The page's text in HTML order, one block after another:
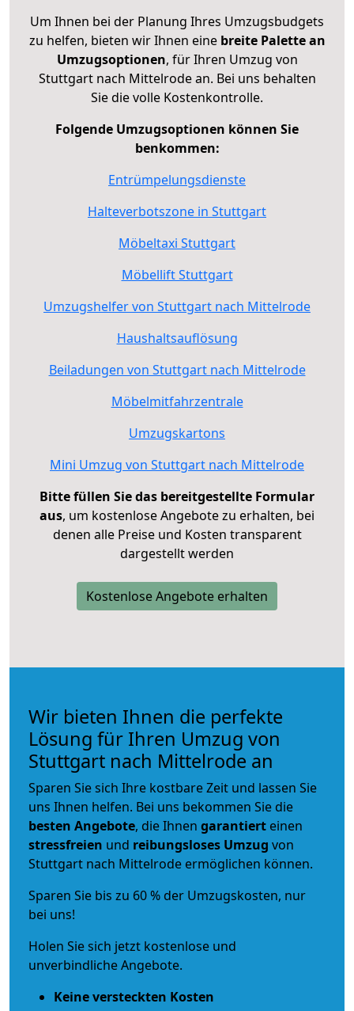
Um Ihnen bei der Planung Ihres Umzugsbudgets
zu helfen, bieten wir Ihnen eine breite Palette an
Umzugsoptionen, für Ihren Umzug von
Stuttgart nach Mittelrode an. Bei uns behalten
Sie die volle Kostenkontrolle.
Folgende Umzugsoptionen können Sie
benkommen:
Entrümpelungsdienste
Halteverbotszone in Stuttgart
Möbeltaxi Stuttgart
Möbellift Stuttgart
Umzugshelfer von Stuttgart nach Mittelrode
Haushaltsauflösung
Beiladungen von Stuttgart nach Mittelrode
Möbelmitfahrzentrale
Umzugskartons
Mini Umzug von Stuttgart nach Mittelrode
Bitte füllen Sie das bereitgestellte Formular
aus, um kostenlose Angebote zu erhalten, bei
denen alle Preise und Kosten transparent
dargestellt werden
Kostenlose Angebote erhalten
Wir bieten Ihnen die perfekte
Lösung für Ihren Umzug von
Stuttgart nach Mittelrode an
Sparen Sie sich Ihre kostbare Zeit und lassen Sie
uns Ihnen helfen. Bei uns bekommen Sie die
besten Angebote, die Ihnen garantiert einen
stressfreien und reibungsloses Umzug von
Stuttgart nach Mittelrode ermöglichen können.
Sparen Sie bis zu 60 % der Umzugskosten, nur
bei uns!
Holen Sie sich jetzt kostenlose und
unverbindliche Angebote.
Keine versteckten Kosten